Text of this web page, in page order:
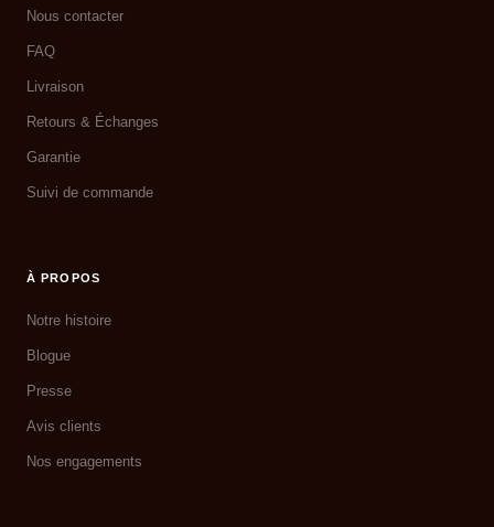
Nous contacter
FAQ
Livraison
Retours & Échanges
Garantie
Suivi de commande
À PROPOS
Notre histoire
Blogue
Presse
Avis clients
Nos engagements